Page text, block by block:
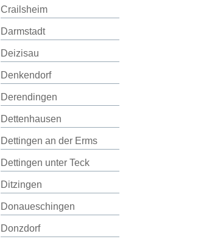
Crailsheim
Darmstadt
Deizisau
Denkendorf
Derendingen
Dettenhausen
Dettingen an der Erms
Dettingen unter Teck
Ditzingen
Donaueschingen
Donzdorf